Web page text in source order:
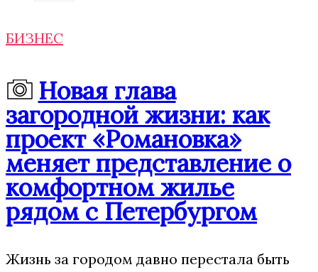
БИЗНЕС
Новая глава
загородной жизни: как
проект «Романовка»
меняет представление о
комфортном жилье
рядом с Петербургом
Жизнь за городом давно перестала быть